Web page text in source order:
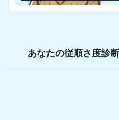
あなたの従順さ度診断